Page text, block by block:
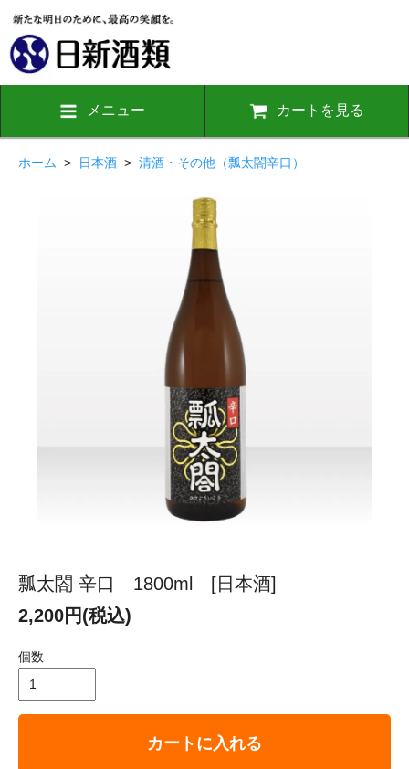
メニュー カートを見る
ホーム > 日本酒 > 清酒・その他（瓢太閤辛口）
瓢太閤 辛口 1800ml [日本酒]
2,200円(税込)
個数
カートに入れる